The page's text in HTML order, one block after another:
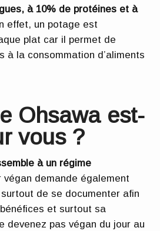
à 10% de protéines et à
effet, un potage est
plat car il permet de
à la consommation d’aliments
Ohsawa est-
vous ?
à un régime
végan demande également
de se documenter afin
et surtout sa
devenez pas végan du jour au